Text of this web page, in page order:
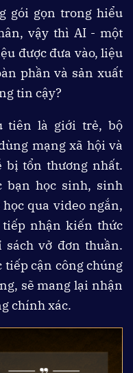
gói gọn trong hiểu
vậy thì AI - một
được đưa vào, liệu
phần và sản xuất
tin cậy?
tiên là giới trẻ, bộ
mạng xã hội và
bị tổn thương nhất.
bạn học sinh, sinh
qua video ngắn,
nhận kiến thức
vở đơn thuần.
tiếp cận công chúng
sẽ mang lại nhận
chính xác.